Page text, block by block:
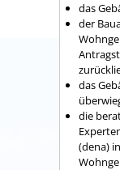
das
der
das
die
(dena)